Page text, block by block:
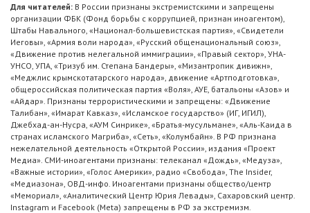
Для читателей: В России признаны экстремистскими и запрещены
организации ФБК (Фонд борьбы с коррупцией, признан иноагентом),
Штабы Навального, «Национал-большевистская партия», «Свидетели
Иеговы», «Армия воли народа», «Русский общенациональный союз»,
«Движение против нелегальной иммиграции», «Правый сектор», УНА-
УНСО, УПА, «Тризуб им. Степана Бандеры», «Мизантропик дивижн»,
«Меджлис крымскотатарского народа», движение «Артподготовка»,
общероссийская политическая партия «Воля», АУЕ, батальоны «Азов» и
«Айдар». Признаны террористическими и запрещены: «Движение
Талибан», «Имарат Кавказ», «Исламское государство» (ИГ, ИГИЛ),
Джебхад-ан-Нусра, «АУМ Синрике», «Братья-мусульмане», «Аль-Каида в
странах исламского Магриба», «Сеть», «Колумбайн». В РФ признана
нежелательной деятельность «Открытой России», издания «Проект
Медиа». СМИ-иноагентами признаны: телеканал «Дождь», «Медуза»,
«Важные истории», «Голос Америки», радио «Свобода», The Insider,
«Медиазона», ОВД-инфо. Иноагентами признаны общество/центр
«Мемориал», «Аналитический Центр Юрия Левады», Сахаровский центр.
Instagram и Facebook (Metа) запрещены в РФ за экстремизм.